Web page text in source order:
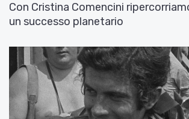
Con Cristina Comencini
un successo planetario